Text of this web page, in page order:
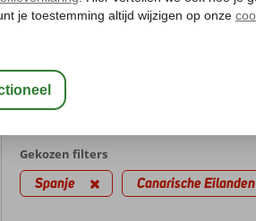
Canarische Eilanden
met Hotel
Gekozen filters
Spanje Canarische Eilanden